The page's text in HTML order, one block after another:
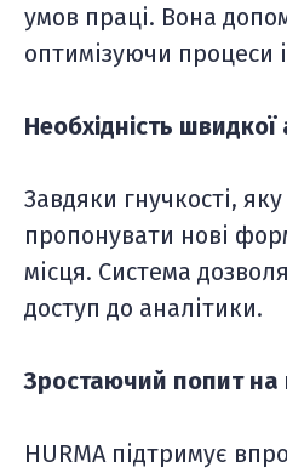
умов праці. Вона
оптимізуючи процеси
Необхідність
Завдяки гнучкості,
пропонувати нові
місця. Система
доступ до аналітики.
Зростаючий попит на
HURMA підтримує